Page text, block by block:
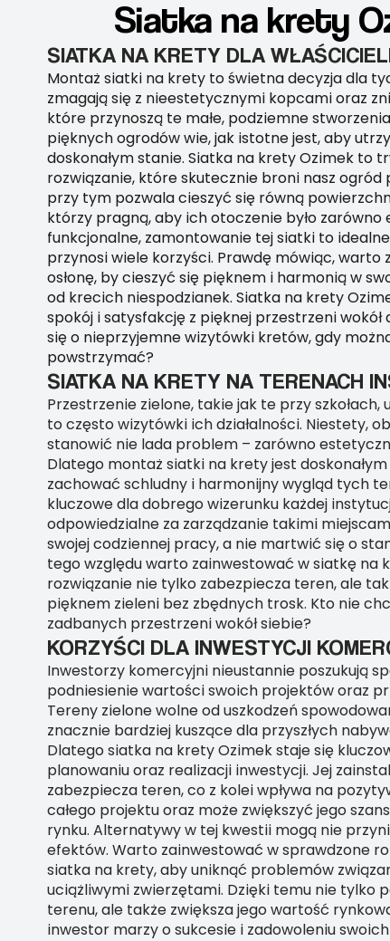
Siatka na krety
SIATKA NA KRETY DLA
Montaż siatki na krety to świetna decyzja dla
zmagają się z nieestetycznymi kopcami oraz
które przynoszą te małe, podziemne
pięknych ogrodów wie, jak istotne jest, aby
doskonałym stanie. Siatka na krety Ozimek to
rozwiązanie, które skutecznie broni nasz ogród
przy tym pozwala cieszyć się równą
którzy pragną, aby ich otoczenie było zarówno
funkcjonalne, zamontowanie tej siatki to
przynosi wiele korzyści. Prawdę mówiąc, warto
osłonę, by cieszyć się pięknem i harmonią w
od krecich niespodzianek. Siatka na krety
spokój i satysfakcję z pięknej przestrzeni
się o nieprzyjemne wizytówki kretów, gdy
powstrzymać?
SIATKA NA KRETY NA TERENACH
Przestrzenie zielone, takie jak te przy
to często wizytówki ich działalności. Niestety,
stanowić nie lada problem – zarówno
Dlatego montaż siatki na krety jest
zachować schludny i harmonijny wygląd tych
kluczowe dla dobrego wizerunku każdej
odpowiedzialne za zarządzanie takimi
swojej codziennej pracy, a nie martwić się o
tego względu warto zainwestować w siatkę na
rozwiązanie nie tylko zabezpiecza teren, ale
pięknem zieleni bez zbędnych trosk. Kto nie
zadbanych przestrzeni wokół siebie?
KORZYŚCI DLA INWESTYCJI
Inwestorzy komercyjni nieustannie poszukują
podniesienie wartości swoich projektów oraz
Tereny zielone wolne od uszkodzeń
znacznie bardziej kuszące dla przyszłych
Dlatego siatka na krety Ozimek staje się
planowaniu oraz realizacji inwestycji. Jej
zabezpiecza teren, co z kolei wpływa na
całego projektu oraz może zwiększyć jego
rynku. Alternatywy w tej kwestii mogą nie
efektów. Warto zainwestować w sprawdzone
siatka na krety, aby uniknąć problemów
uciążliwymi zwierzętami. Dzięki temu nie tylko
terenu, ale także zwiększa jego wartość
inwestor marzy o sukcesie i zadowoleniu